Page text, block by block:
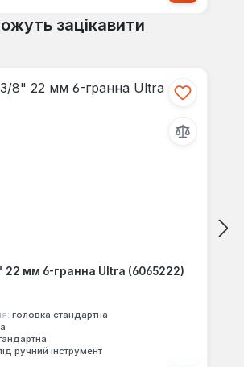
зацікавити
22 мм 6-гранна Ultra (6065222)
головка стандартна
ручний інструмент